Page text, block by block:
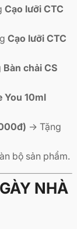
Cạo lưỡi CTC
Cạo lưỡi CTC
Bàn chải CS
You 10ml
→ Tặng
bộ sản phẩm.
NHÀ